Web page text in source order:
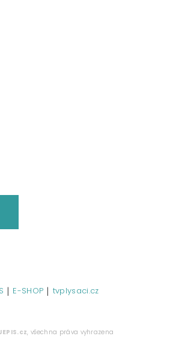
| E-SHOP | tvplysaci.cz
, všechna práva vyhrazena